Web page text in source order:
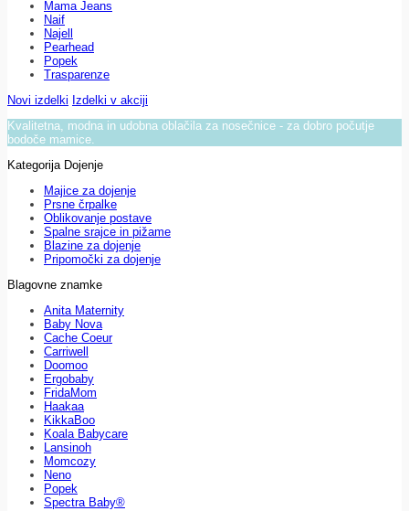
Mama Jeans
Naif
Najell
Pearhead
Popek
Trasparenze
Novi izdelki Izdelki v akciji
Kvalitetna, modna in udobna oblačila za nosečnice - za dobro počutje
bodoče mamice.
Kategorija Dojenje
Majice za dojenje
Prsne črpalke
Oblikovanje postave
Spalne srajce in pižame
Blazine za dojenje
Pripomočki za dojenje
Blagovne znamke
Anita Maternity
Baby Nova
Cache Coeur
Carriwell
Doomoo
Ergobaby
FridaMom
Haakaa
KikkaBoo
Koala Babycare
Lansinoh
Momcozy
Neno
Popek
Spectra Baby®